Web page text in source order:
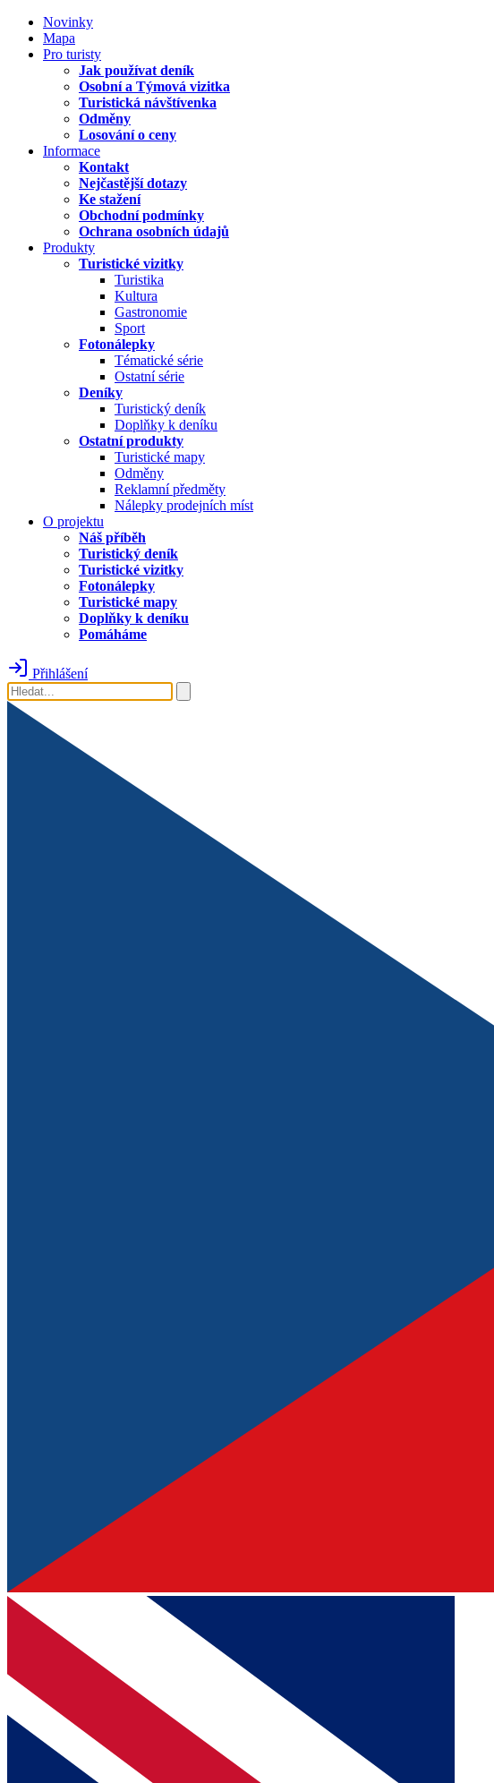
Novinky
Mapa
Pro turisty
Jak používat deník
Osobní a Týmová vizitka
Turistická návštívenka
Odměny
Losování o ceny
Informace
Kontakt
Nejčastější dotazy
Ke stažení
Obchodní podmínky
Ochrana osobních údajů
Produkty
Turistické vizitky
Turistika
Kultura
Gastronomie
Sport
Fotonálepky
Tématické série
Ostatní série
Deníky
Turistický deník
Doplňky k deníku
Ostatní produkty
Turistické mapy
Odměny
Reklamní předměty
Nálepky prodejních míst
O projektu
Náš příběh
Turistický deník
Turistické vizitky
Fotonálepky
Turistické mapy
Doplňky k deníku
Pomáháme
Přihlášení